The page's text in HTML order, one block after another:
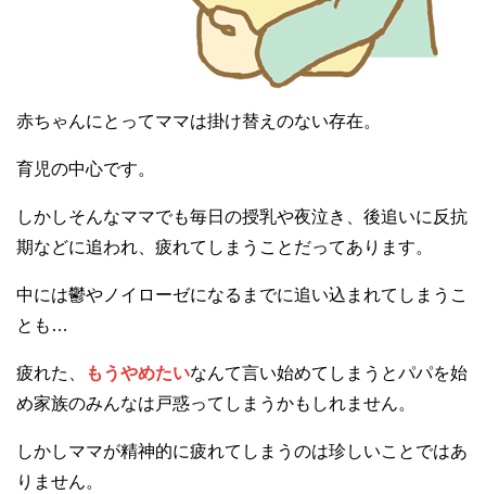
赤ちゃんにとってママは掛け替えのない存在。
育児の中心です。
しかしそんなママでも毎日の授乳や夜泣き、後追いに反抗
期などに追われ、疲れてしまうことだってあります。
中には鬱やノイローゼになるまでに追い込まれてしまうこ
とも…
疲れた、 もうやめたいなんて言い始めてしまうとパパを始
め家族のみんなは戸惑ってしまうかもしれません。
しかしママが精神的に疲れてしまうのは珍しいことではあ
りません。